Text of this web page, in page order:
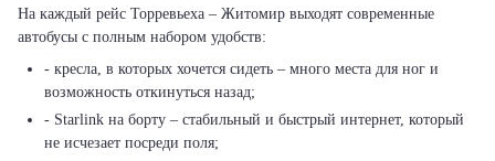
На каждый рейс Торревьеха – Житомир выходят современные
автобусы с полным набором удобств:
- кресла, в которых хочется сидеть – много места для ног и
возможность откинуться назад;
- Starlink на борту – стабильный и быстрый интернет, который
не исчезает посреди поля;